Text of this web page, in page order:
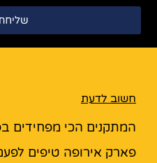
חשוב לדעת
המתקנים הכי מפחידים
פארק אירופה טיפים